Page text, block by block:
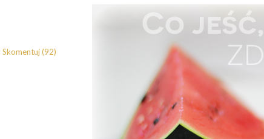
Skomentuj (92)